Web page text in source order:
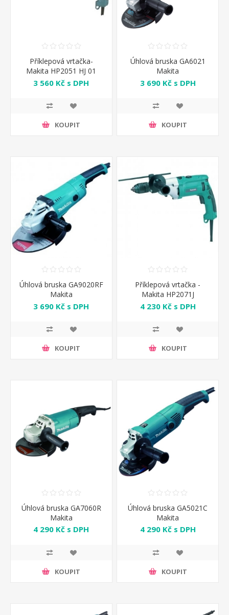
Příklepová vrtačka-
Makita HP2051 HJ 01
3 560 Kč s DPH
KOUPIT
Úhlová bruska GA6021
Makita
3 690 Kč s DPH
KOUPIT
Úhlová bruska GA9020RF
Makita
3 690 Kč s DPH
KOUPIT
Příklepová vrtačka -
Makita HP2071J
4 230 Kč s DPH
KOUPIT
Úhlová bruska GA7060R
Makita
4 290 Kč s DPH
KOUPIT
Úhlová bruska GA5021C
Makita
4 290 Kč s DPH
KOUPIT